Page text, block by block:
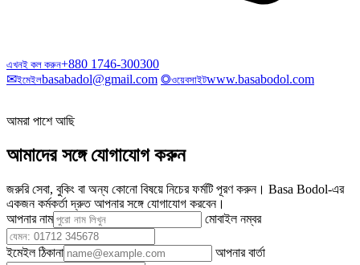
এখনই কল করুন+880 1746-300300
✉ইমেইলbasabadol@gmail.com ◎ওয়েবসাইটwww.basabodol.com
আমরা পাশে আছি
আমাদের সঙ্গে যোগাযোগ করুন
জরুরি সেবা, বুকিং বা অন্য কোনো বিষয়ে নিচের ফর্মটি পূরণ করুন। Basa Bodol-এর
একজন কর্মকর্তা দ্রুত আপনার সঙ্গে যোগাযোগ করবেন।
আপনার নাম
মোবাইল নম্বর
ইমেইল ঠিকানা আপনার বার্তা